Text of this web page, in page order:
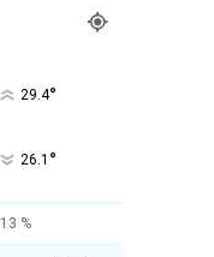
29.4°
26.1 °
13 %